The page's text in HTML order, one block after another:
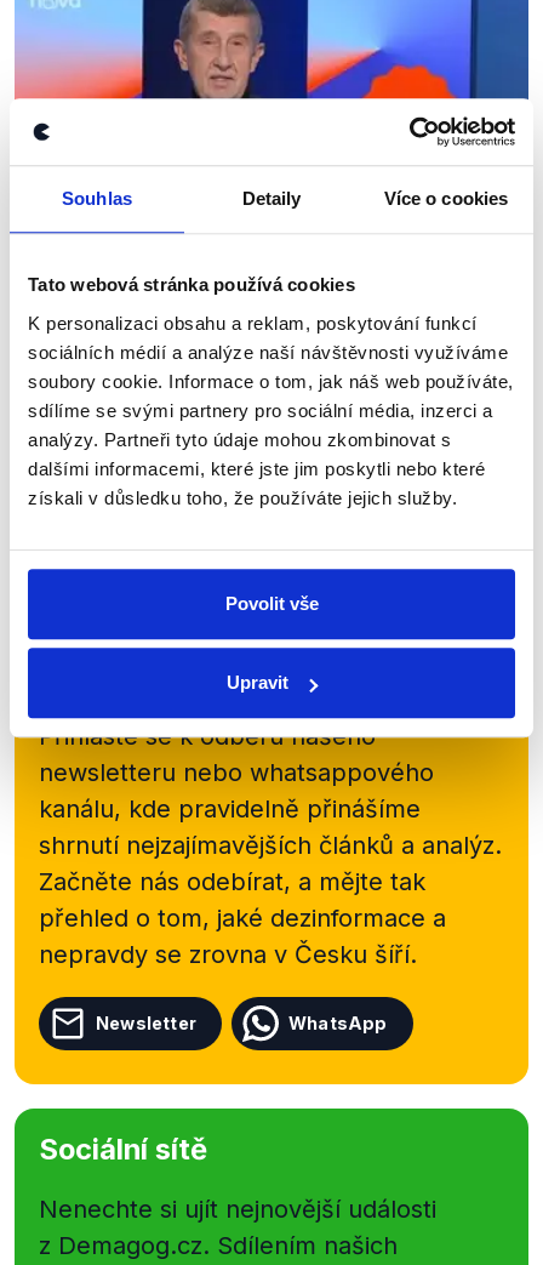
Souhlas Detaily Více o cookies
Tato webová stránka používá cookies
K personalizaci obsahu a reklam, poskytování funkcí
sociálních médií a analýze naší návštěvnosti využíváme
soubory cookie. Informace o tom, jak náš web používáte,
sdílíme se svými partnery pro sociální média, inzerci a
analýzy. Partneři tyto údaje mohou zkombinovat s
dalšími informacemi, které jste jim poskytli nebo které
získali v důsledku toho, že používáte jejich služby.
Povolit vše
Upravit
Předseda vlády poprvé v televizi
3. března 2026
Premiér Andrej Babiš (ANO) si ze svých sociálních
sítí odskočil na televizní obrazovky, kde se podle
svých slov objevil poprvé v letošním roce, a to
v pořadu Za pět minut dvanáct v televizi...
Zůstaňme v kontaktu
Přihlaste se k odběru našeho
newsletteru nebo whatsappového
kanálu, kde pravidelně přinášíme
shrnutí nejzajímavějších článků a analýz.
Začněte nás odebírat, a mějte tak
přehled o tom, jaké dezinformace a
nepravdy se zrovna v Česku šíří.
Newsletter WhatsApp
Sociální sítě
Nenechte si ujít nejnovější události
z Demagog.cz. Sdílením našich